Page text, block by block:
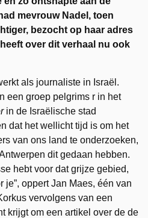
mevrouw Nadel, toen
bezocht op haar adres
over dit verhaal nu ook
als journaliste in Israël.
een groep pelgrims r in het
in de Israëlische stad
dat het wellicht tijd is om het
van ons land te onderzoeken,
dit gedaan hebben.
hebt voor dat grijze gebied,
je”, oppert Jan Maes, één van
vervolgens van een
krijgt om een artikel over de de